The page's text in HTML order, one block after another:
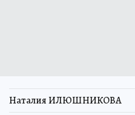
Наталия ИЛЮШНИКОВА